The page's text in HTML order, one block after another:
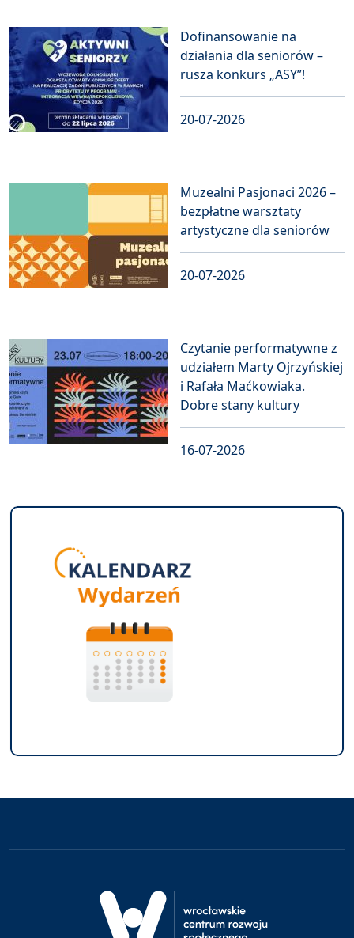
Dofinansowanie na
działania dla seniorów –
rusza konkurs „ASY”!
20-07-2026
Muzealni Pasjonaci 2026 –
bezpłatne warsztaty
artystyczne dla seniorów
20-07-2026
Czytanie performatywne z
udziałem Marty Ojrzyńskiej
i Rafała Maćkowiaka.
Dobre stany kultury
16-07-2026